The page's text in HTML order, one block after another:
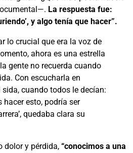
La respuesta fue:
y algo tenía que hacer”.
lo crucial que era la voz de
ahora es una estrella
gente no recuerda cuando
Con escucharla en
cuando todos le decían:
hacer esto, podría ser
quedaba clara su
dolor y pérdida, “conocimos a una